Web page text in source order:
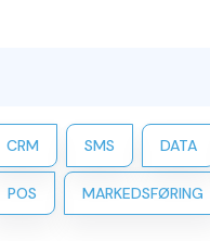
CRM SMS DATA
POS MARKEDSFØRING